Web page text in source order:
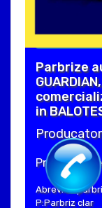
Parbrize
in
Pret : 320
Abrevieri
P:Parbriz clar